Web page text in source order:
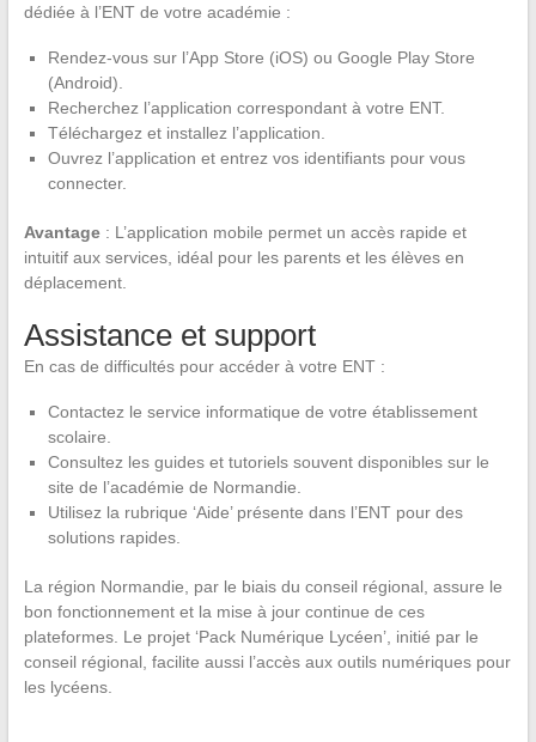
dédiée à l’ENT de votre académie :
Rendez-vous sur l’App Store (iOS) ou Google Play Store
(Android).
Recherchez l’application correspondant à votre ENT.
Téléchargez et installez l’application.
Ouvrez l’application et entrez vos identifiants pour vous
connecter.
Avantage: L’application mobile permet un accès rapide et
intuitif aux services, idéal pour les parents et les élèves en
déplacement.
Assistance et support
En cas de difficultés pour accéder à votre ENT :
Contactez le service informatique de votre établissement
scolaire.
Consultez les guides et tutoriels souvent disponibles sur le
site de l’académie de Normandie.
Utilisez la rubrique ‘Aide’ présente dans l’ENT pour des
solutions rapides.
La région Normandie, par le biais du conseil régional, assure le
bon fonctionnement et la mise à jour continue de ces
plateformes. Le projet ‘Pack Numérique Lycéen’, initié par le
conseil régional, facilite aussi l’accès aux outils numériques pour
les lycéens.